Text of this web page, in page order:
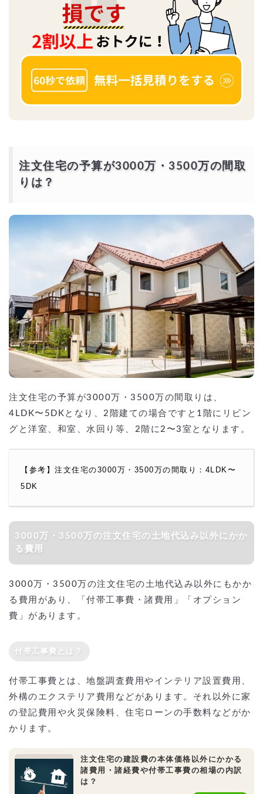
注文住宅の予算が3000万・3500万の間取
りは？
注文住宅の予算が3000万・3500万の間取りは、
4LDK〜5DKとなり、2階建ての場合ですと1階にリビン
グと洋室、和室、水回り等、2階に2〜3室となります。
【参考】注文住宅の3000万・3500万の間取り：4LDK〜
5DK
3000万・3500万の注文住宅の土地代込み以外にかか
る費用
3000万・3500万の注文住宅の土地代込み以外にもかか
る費用があり、「付帯工事費・諸費用」「オプション
費」があります。
付帯工事費とは？
付帯工事費とは、地盤調査費用やインテリア設置費用、
外構のエクステリア費用などがあります。それ以外に家
の登記費用や火災保険料、住宅ローンの手数料などがか
かります。
注文住宅の建設費の本体価格以外にかかる
諸費用・諸経費や付帯工事費の相場の内訳
は？